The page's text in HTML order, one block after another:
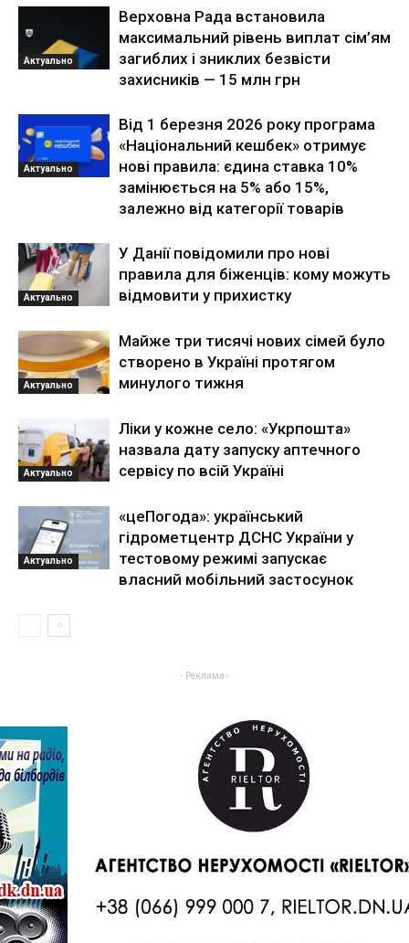
Актуально
Верховна Рада встановила
максимальний рівень виплат сім’ям
загиблих і зниклих безвісти
захисників — 15 млн грн
Актуально
Від 1 березня 2026 року програма
«Національний кешбек» отримує
нові правила: єдина ставка 10%
замінюється на 5% або 15%,
залежно від категорії товарів
Актуально
У Данії повідомили про нові
правила для біженців: кому можуть
відмовити у прихистку
Актуально
Майже три тисячі нових сімей було
створено в Україні протягом
минулого тижня
Актуально
Ліки у кожне село: «Укрпошта»
назвала дату запуску аптечного
сервісу по всій Україні
Актуально
«цеПогода»: український
гідрометцентр ДСНС України у
тестовому режимі запускає
власний мобільний застосунок
- Реклама -